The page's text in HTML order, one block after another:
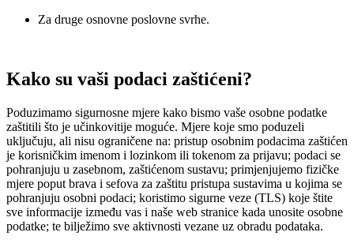
Za druge osnovne poslovne svrhe.
Kako su vaši podaci zaštićeni?
Poduzimamo sigurnosne mjere kako bismo vaše osobne podatke
zaštitili što je učinkovitije moguće. Mjere koje smo poduzeli
uključuju, ali nisu ograničene na: pristup osobnim podacima zaštićen
je korisničkim imenom i lozinkom ili tokenom za prijavu; podaci se
pohranjuju u zasebnom, zaštićenom sustavu; primjenjujemo fizičke
mjere poput brava i sefova za zaštitu pristupa sustavima u kojima se
pohranjuju osobni podaci; koristimo sigurne veze (TLS) koje štite
sve informacije između vas i naše web stranice kada unosite osobne
podatke; te bilježimo sve aktivnosti vezane uz obradu podataka.